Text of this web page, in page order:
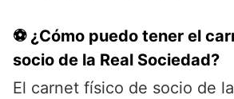
⚽ ¿Cómo puedo tener el
socio de la Real Sociedad?
El carnet físico de socio de